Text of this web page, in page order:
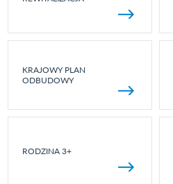
KRAJOWY PLAN
ODBUDOWY
RODZINA 3+